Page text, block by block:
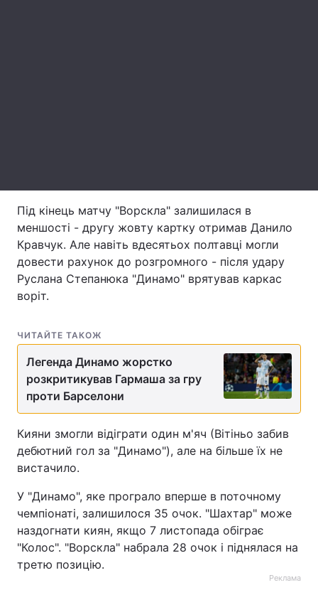
Контакти
Послуги
Тема оформлення
Під кінець матчу "Ворскла" залишилася в
меншості - другу жовту картку отримав Данило
Кравчук. Але навіть вдесятьох полтавці могли
довести рахунок до розгромного - після удару
Руслана Степанюка "Динамо" врятував каркас
воріт.
ЧИТАЙТЕ ТАКОЖ
Легенда Динамо жорстко
розкритикував Гармаша за гру
проти Барселони
Кияни змогли відіграти один м'яч (Вітіньо забив
дебютний гол за "Динамо"), але на більше їх не
вистачило.
У "Динамо", яке програло вперше в поточному
чемпіонаті, залишилося 35 очок. "Шахтар" може
наздогнати киян, якщо 7 листопада обіграє
"Колос". "Ворскла" набрала 28 очок і піднялася на
третю позицію.
Реклама